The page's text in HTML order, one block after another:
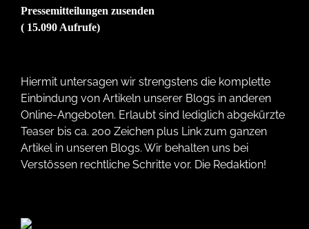
Pressemitteilungen zusenden
( 15.090 Aufrufe)
Hiermit untersagen wir strengstens die komplette
Einbindung von Artikeln unserer Blogs in anderen
Online-Angeboten. Erlaubt sind lediglich abgekürzte
Teaser bis ca. 200 Zeichen plus Link zum ganzen
Artikel in unseren Blogs. Wir behalten uns bei
Verstössen rechtliche Schritte vor. Die Redaktion!